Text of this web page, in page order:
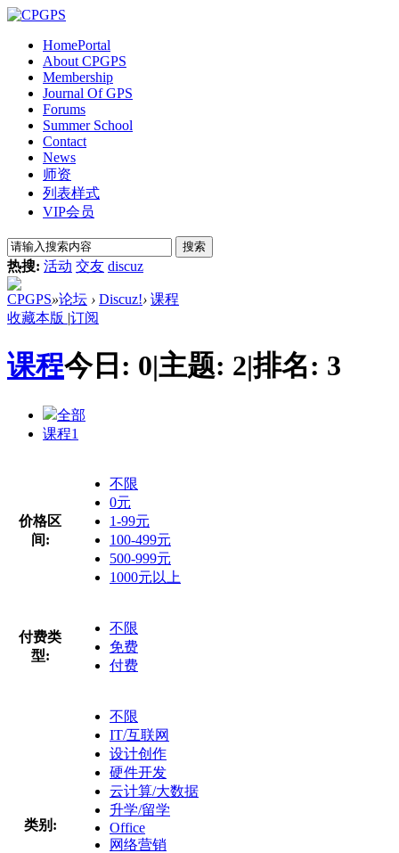
HomePortal
About CPGPS
Membership
Journal Of GPS
Forums
Summer School
Contact
News
师资
列表样式
VIP会员
搜索
热搜: 活动 交友 discuz
CPGPS»论坛 › Discuz!› 课程
收藏本版 |订阅
课程今日: 0|主题: 2|排名: 3
全部
课程1
价格区
间:
不限
0元
1-99元
100-499元
500-999元
1000元以上
付费类
型:
不限
免费
付费
类别:
不限
IT/互联网
设计创作
硬件开发
云计算/大数据
升学/留学
Office
网络营销